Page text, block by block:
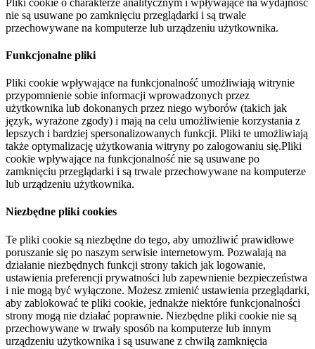
nie są usuwane po zamknięciu przeglądarki i są trwale
przechowywane na komputerze lub urządzeniu użytkownika.
Funkcjonalne pliki
Pliki cookie wpływające na funkcjonalność umożliwiają witrynie
przypomnienie sobie informacji wprowadzonych przez
użytkownika lub dokonanych przez niego wyborów (takich jak
język, wyrażone zgody) i mają na celu umożliwienie korzystania z
lepszych i bardziej spersonalizowanych funkcji. Pliki te umożliwiają
także optymalizację użytkowania witryny po zalogowaniu się.Pliki
cookie wpływające na funkcjonalność nie są usuwane po
zamknięciu przeglądarki i są trwale przechowywane na komputerze
lub urządzeniu użytkownika.
Niezbędne pliki cookies
Te pliki cookie są niezbędne do tego, aby umożliwić prawidłowe
poruszanie się po naszym serwisie internetowym. Pozwalają na
działanie niezbędnych funkcji strony takich jak logowanie,
ustawienia preferencji prywatności lub zapewnienie bezpieczeństwa
i nie mogą być wyłączone. Możesz zmienić ustawienia przeglądarki,
aby zablokować te pliki cookie, jednakże niektóre funkcjonalności
strony mogą nie działać poprawnie. Niezbędne pliki cookie nie są
przechowywane w trwały sposób na komputerze lub innym
urządzeniu użytkownika i są usuwane z chwilą zamknięcia